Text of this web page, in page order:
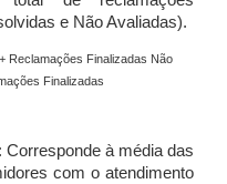
e Não Avaliadas).
Reclamações Finalizadas Não
Finalizadas
: Corresponde à média das
com o atendimento